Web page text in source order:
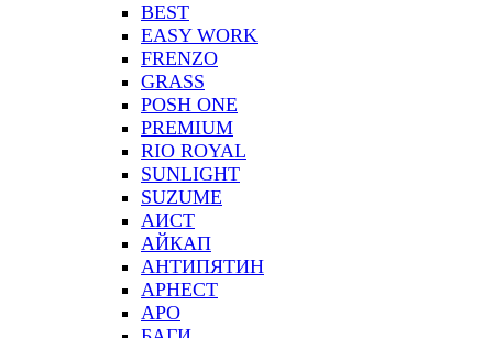
BEST
EASY WORK
FRENZO
GRASS
POSH ONE
PREMIUM
RIO ROYAL
SUNLIGHT
SUZUME
АИСТ
АЙКАП
АНТИПЯТИН
АРНЕСТ
АРО